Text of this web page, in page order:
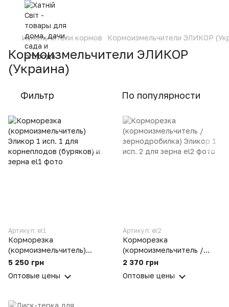
Измельчители кормов Кормоизмельчители ЭЛИКОР
Кормоизмельчители ЭЛИКОР
(Украина)
Фильтр По популярности
Артикул: el1
Корморезка
(кормоизмельчитель)
Эликор 1 исп. 1 для
зерна
5 250 грн
Оптовые цены
Артикул: el2
Корморезка
(кормоизмельчитель /
зернодробилка) Эликор 1
2 370 грн
Оптовые цены